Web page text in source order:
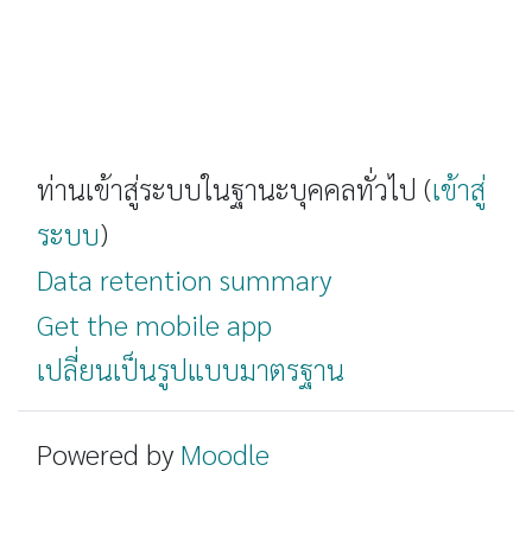
ท่านเข้าสู่ระบบในฐานะบุคคลทั่วไป (เข้าสู่
ระบบ)
Data retention summary
Get the mobile app
เปลี่ยนเป็นรูปแบบมาตรฐาน
Powered by Moodle